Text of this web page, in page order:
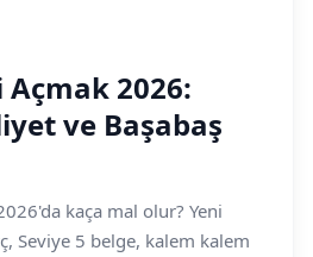
2026:
ve Başabaş
kaça mal olur? Yeni
Seviye 5 belge, kalem kalem